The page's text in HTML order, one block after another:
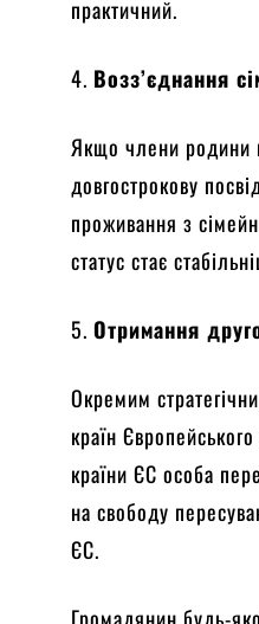
практичний.
4. Возз’єднання
Якщо члени родини
довгострокову
проживання з
статус стає
5.Отримання
Окремим
країн
країни ЄС особа
на свободу
ЄС.